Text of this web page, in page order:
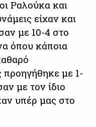
Ραλούκα και
είχαν και
με 10-4 στο
όπου κάποια
με 1-
με τον ίδιο
υπέρ μας στο